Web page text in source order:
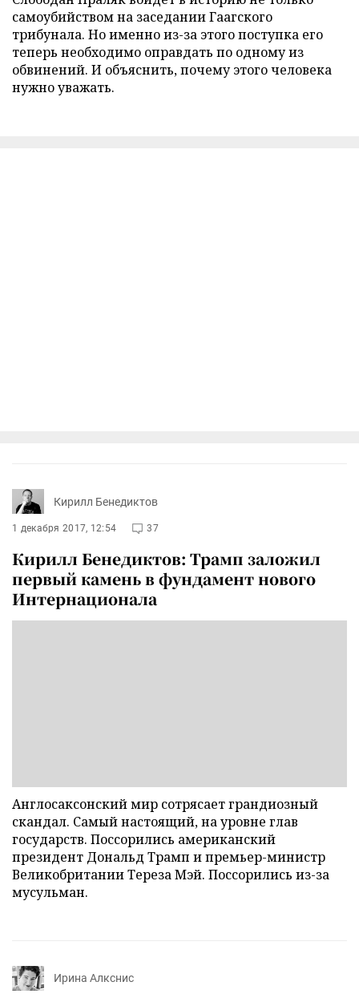
самоубийством на заседании Гаагского
трибунала. Но именно из-за этого поступка его
теперь необходимо оправдать по одному из
обвинений. И объяснить, почему этого человека
нужно уважать.
Кирилл Бенедиктов
1 декабря 2017, 12:54 37
Кирилл Бенедиктов: Трамп заложил
первый камень в фундамент нового
Интернационала
Англосаксонский мир сотрясает грандиозный
скандал. Самый настоящий, на уровне глав
государств. Поссорились американский
президент Дональд Трамп и премьер-министр
Великобритании Тереза Мэй. Поссорились из-за
мусульман.
Ирина Алкснис